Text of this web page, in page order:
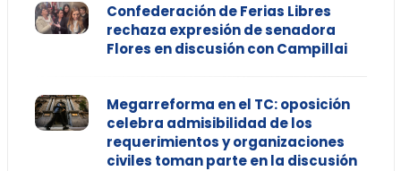
Confederación de Ferias Libres
rechaza expresión de senadora
Flores en discusión con Campillai
Megarreforma en el TC: oposición
celebra admisibilidad de los
requerimientos y organizaciones
civiles toman parte en la discusión